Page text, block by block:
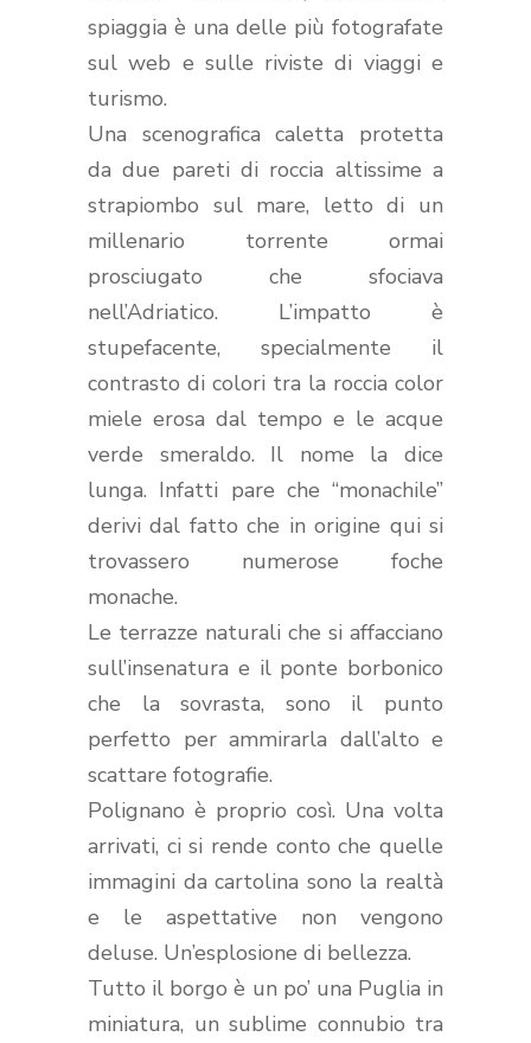
spiaggia è una delle più fotografate
sul web e sulle riviste di viaggi e
turismo.
Una scenografica caletta protetta
da due pareti di roccia altissime a
strapiombo sul mare, letto di un
millenario torrente ormai
prosciugato che sfociava
nell’Adriatico. L’impatto è
stupefacente, specialmente il
contrasto di colori tra la roccia color
miele erosa dal tempo e le acque
verde smeraldo. Il nome la dice
lunga. Infatti pare che “monachile”
derivi dal fatto che in origine qui si
trovassero numerose foche
monache.
Le terrazze naturali che si affacciano
sull’insenatura e il ponte borbonico
che la sovrasta, sono il punto
perfetto per ammirarla dall’alto e
scattare fotografie.
Polignano è proprio così. Una volta
arrivati, ci si rende conto che quelle
immagini da cartolina sono la realtà
e le aspettative non vengono
deluse. Un’esplosione di bellezza.
Tutto il borgo è un po’ una Puglia in
miniatura, un sublime connubio tra